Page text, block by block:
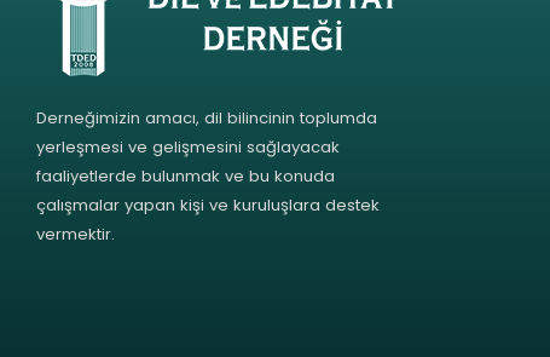
Derneğimizin amacı, dil bilincinin toplumda
yerleşmesi ve gelişmesini sağlayacak
faaliyetlerde bulunmak ve bu konuda
çalışmalar yapan kişi ve kuruluşlara destek
vermektir.